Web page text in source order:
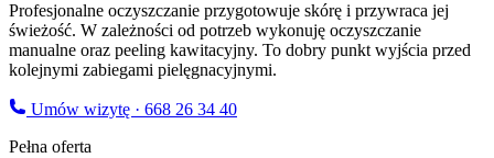
Profesjonalne oczyszczanie przygotowuje skórę i przywraca jej
świeżość. W zależności od potrzeb wykonuję oczyszczanie
manualne oraz peeling kawitacyjny. To dobry punkt wyjścia przed
kolejnymi zabiegami pielęgnacyjnymi.
Umów wizytę · 668 26 34 40
Pełna oferta